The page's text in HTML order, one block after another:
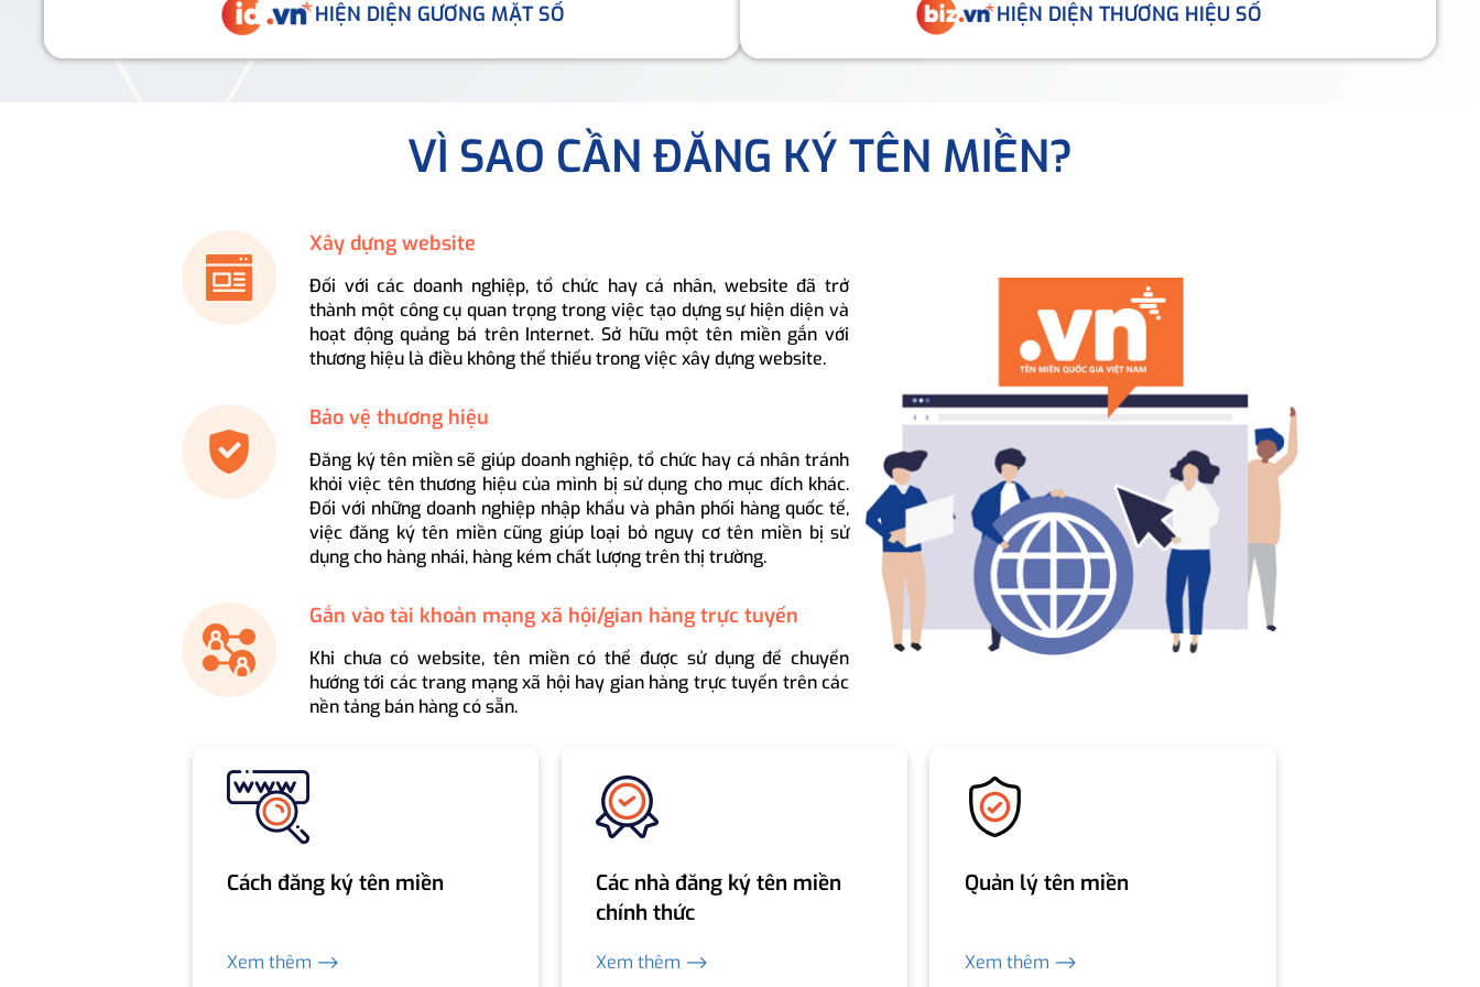
HIỆN DIỆN GƯƠNG MẶT SỐ HIỆN DIỆN THƯƠNG HIỆU SỐ
VÌ SAO CẦN ĐĂNG KÝ TÊN MIỀN?
Xây dựng website
Đối với các doanh nghiệp, tổ chức hay cá nhân, website đã trở
thành một công cụ quan trọng trong việc tạo dựng sự hiện diện và
hoạt động quảng bá trên Internet. Sở hữu một tên miền gắn với
thương hiệu là điều không thể thiếu trong việc xây dựng website.
Bảo vệ thương hiệu
Đăng ký tên miền sẽ giúp doanh nghiệp, tổ chức hay cá nhân tránh
khỏi việc tên thương hiệu của mình bị sử dụng cho mục đích khác.
Đối với những doanh nghiệp nhập khẩu và phân phối hàng quốc tế,
việc đăng ký tên miền cũng giúp loại bỏ nguy cơ tên miền bị sử
dụng cho hàng nhái, hàng kém chất lượng trên thị trường.
Gắn vào tài khoản mạng xã hội/gian hàng trực tuyến
Khi chưa có website, tên miền có thể được sử dụng để chuyển
hướng tới các trang mạng xã hội hay gian hàng trực tuyến trên các
nền tảng bán hàng có sẵn.
Cách đăng ký tên miền
Xem thêm ⟶
Các nhà đăng ký tên miền
chính thức
Xem thêm ⟶
Quản lý tên miền
Xem thêm ⟶